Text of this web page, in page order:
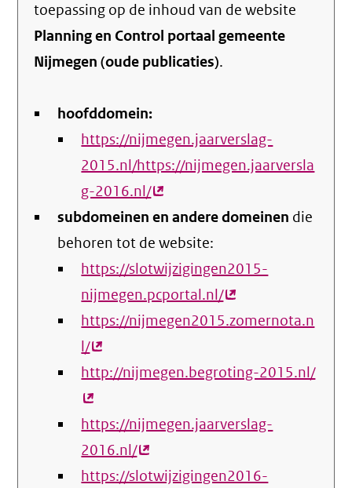
toepassing op de inhoud van de website
Planning en Control portaal gemeente
Nijmegen (oude publicaties).
hoofddomein:
https://nijmegen.jaarverslag-
2015.nl/https://nijmegen.jaarversla
g-2016.nl/(externe
link)
subdomeinen en andere domeinen die
behoren tot de website:
https://slotwijzigingen2015-
nijmegen.pcportal.nl/(externe
link)
https://nijmegen2015.zomernota.n
l/(externe
link)
http://nijmegen.begroting-2015.nl/
https://nijmegen.jaarverslag-
2016.nl/(externe
link)
https://slotwijzigingen2016-